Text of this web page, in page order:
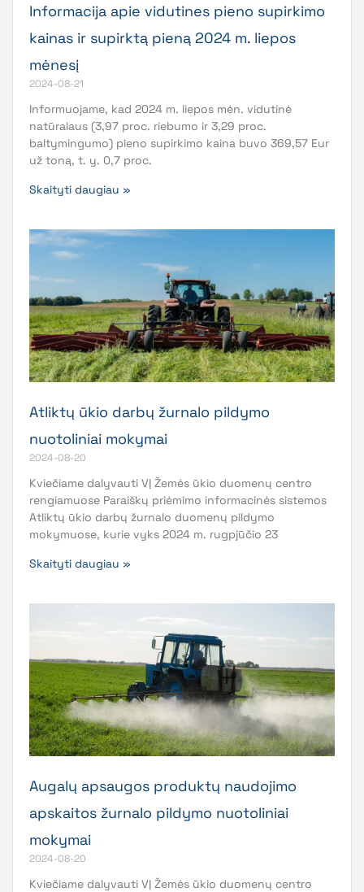
Informacija apie vidutines pieno supirkimo
kainas ir supirktą pieną 2024 m. liepos
mėnesį
2024-08-21
Informuojame, kad 2024 m. liepos mėn. vidutinė
natūralaus (3,97 proc. riebumo ir 3,29 proc.
baltymingumo) pieno supirkimo kaina buvo 369,57 Eur
už toną, t. y. 0,7 proc.
Skaityti daugiau »
Atliktų ūkio darbų žurnalo pildymo
nuotoliniai mokymai
2024-08-20
Kviečiame dalyvauti VĮ Žemės ūkio duomenų centro
rengiamuose Paraiškų priėmimo informacinės sistemos
Atliktų ūkio darbų žurnalo duomenų pildymo
mokymuose, kurie vyks 2024 m. rugpjūčio 23
Skaityti daugiau »
Augalų apsaugos produktų naudojimo
apskaitos žurnalo pildymo nuotoliniai
mokymai
2024-08-20
Kviečiame dalyvauti VĮ Žemės ūkio duomenų centro